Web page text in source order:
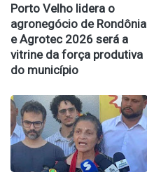
Porto Velho lidera o
agronegócio de Rondônia
e Agrotec 2026 será a
vitrine da força produtiva
do município